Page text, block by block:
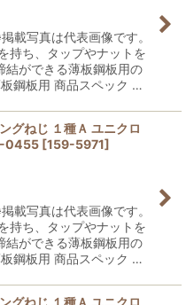
載写真は代表画像です。
持ち、タップやナットを
結ができる薄板鋼板用の
鋼板用 商品スペック …
グねじ １種Ａ ユニクロ
0455 [159-5971]
載写真は代表画像です。
持ち、タップやナットを
結ができる薄板鋼板用の
鋼板用 商品スペック …
グねじ １種Ａ ユニクロ